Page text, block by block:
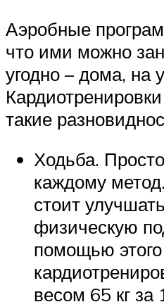
Аэробные
что ими можно
угодно – дома, на
такие
Ходьба.
каждому
стоит
физическую
помощью
весом 65 кг за